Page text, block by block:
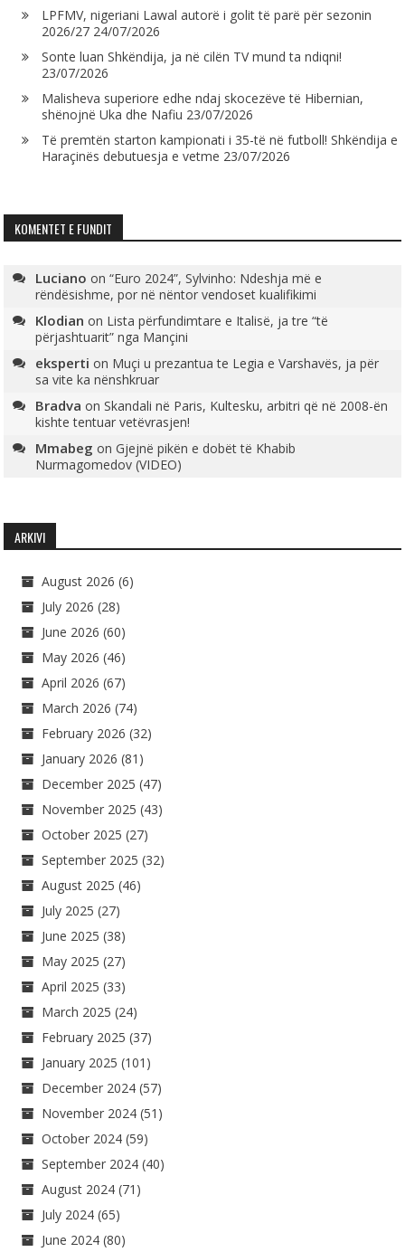
LPFMV, nigeriani Lawal autorë i golit të parë për sezonin
2026/27 24/07/2026
Sonte luan Shkëndija, ja në cilën TV mund ta ndiqni!
23/07/2026
Malisheva superiore edhe ndaj skocezëve të Hibernian,
shënojnë Uka dhe Nafiu 23/07/2026
Të premtën starton kampionati i 35-të në futboll! Shkëndija e
Haraçinës debutuesja e vetme 23/07/2026
KOMENTET E FUNDIT
Luciano on“Euro 2024”, Sylvinho: Ndeshja më e
rëndësishme, por në nëntor vendoset kualifikimi
Klodian on Lista përfundimtare e Italisë, ja tre “të
përjashtuarit” nga Mançini
eksperti on Muçi u prezantua te Legia e Varshavës, ja për
sa vite ka nënshkruar
Bradva onSkandali në Paris, Kultesku, arbitri që në 2008-ën
kishte tentuar vetëvrasjen!
Mmabeg onGjejnë pikën e dobët të Khabib
Nurmagomedov (VIDEO)
ARKIVI
August 2026 (6)
July 2026 (28)
June 2026 (60)
May 2026 (46)
April 2026 (67)
March 2026 (74)
February 2026 (32)
January 2026 (81)
December 2025 (47)
November 2025 (43)
October 2025 (27)
September 2025 (32)
August 2025 (46)
July 2025 (27)
June 2025 (38)
May 2025 (27)
April 2025 (33)
March 2025 (24)
February 2025 (37)
January 2025 (101)
December 2024 (57)
November 2024 (51)
October 2024 (59)
September 2024 (40)
August 2024 (71)
July 2024 (65)
June 2024 (80)